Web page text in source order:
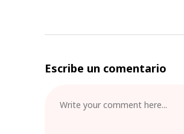
Escribe un comentario